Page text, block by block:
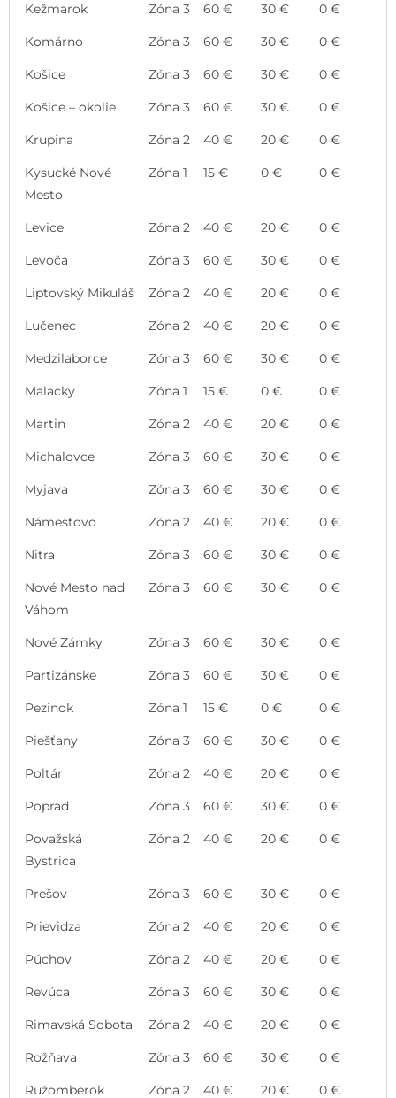
Kežmarok Zóna 3 60 € 30 € 0 €
Komárno Zóna 3 60 € 30 € 0 €
Košice Zóna 3 60 € 30 € 0 €
Košice – okolie Zóna 3 60 € 30 € 0 €
Krupina Zóna 2 40 € 20 € 0 €
Kysucké Nové
Mesto
Zóna 1 15 € 0 € 0 €
Levice Zóna 2 40 € 20 € 0 €
Levoča Zóna 3 60 € 30 € 0 €
Liptovský Mikuláš Zóna 2 40 € 20 € 0 €
Lučenec Zóna 2 40 € 20 € 0 €
Medzilaborce Zóna 3 60 € 30 € 0 €
Malacky Zóna 1 15 € 0 € 0 €
Martin Zóna 2 40 € 20 € 0 €
Michalovce Zóna 3 60 € 30 € 0 €
Myjava Zóna 3 60 € 30 € 0 €
Námestovo Zóna 2 40 € 20 € 0 €
Nitra Zóna 3 60 € 30 € 0 €
Nové Mesto nad
Váhom
Zóna 3 60 € 30 € 0 €
Nové Zámky Zóna 3 60 € 30 € 0 €
Partizánske Zóna 3 60 € 30 € 0 €
Pezinok Zóna 1 15 € 0 € 0 €
Piešťany Zóna 3 60 € 30 € 0 €
Poltár Zóna 2 40 € 20 € 0 €
Poprad Zóna 3 60 € 30 € 0 €
Považská
Bystrica
Zóna 2 40 € 20 € 0 €
Prešov Zóna 3 60 € 30 € 0 €
Prievidza Zóna 2 40 € 20 € 0 €
Púchov Zóna 2 40 € 20 € 0 €
Revúca Zóna 3 60 € 30 € 0 €
Rimavská Sobota Zóna 2 40 € 20 € 0 €
Rožňava Zóna 3 60 € 30 € 0 €
Ružomberok Zóna 2 40 € 20 € 0 €